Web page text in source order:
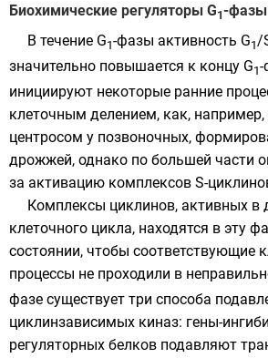
Биохимические регуляторы G1-фазы
В течение G1-фазы активность G1 /
значительно повышается к концу G1-
инициируют некоторые ранние
клеточным делением, как, например,
центросом у позвоночных,
дрожжей, однако по большей части
за активацию комплексов S-
Комплексы циклинов, активных в
клеточного цикла, находятся в эту
состоянии, чтобы соответствующие
процессы не проходили в
фазе существует три способа
циклинзависимых киназ: гены-
регуляторных белков подавляют